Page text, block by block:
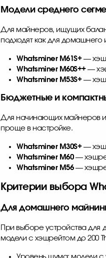
Модели среднего
Для майнеров, ищущих
подходят как для
Whatsminer M61S+—
Whatsminer M60S++—
Whatsminer M53S+—
Бюджетные и
Для начинающих майнеров
проще в настройке.
Whatsminer M30S+—
Whatsminer M60—
Whatsminer M56—
Критерии выбора
Для домашнего
При выборе устройства
модели с хэшрейтом до 200